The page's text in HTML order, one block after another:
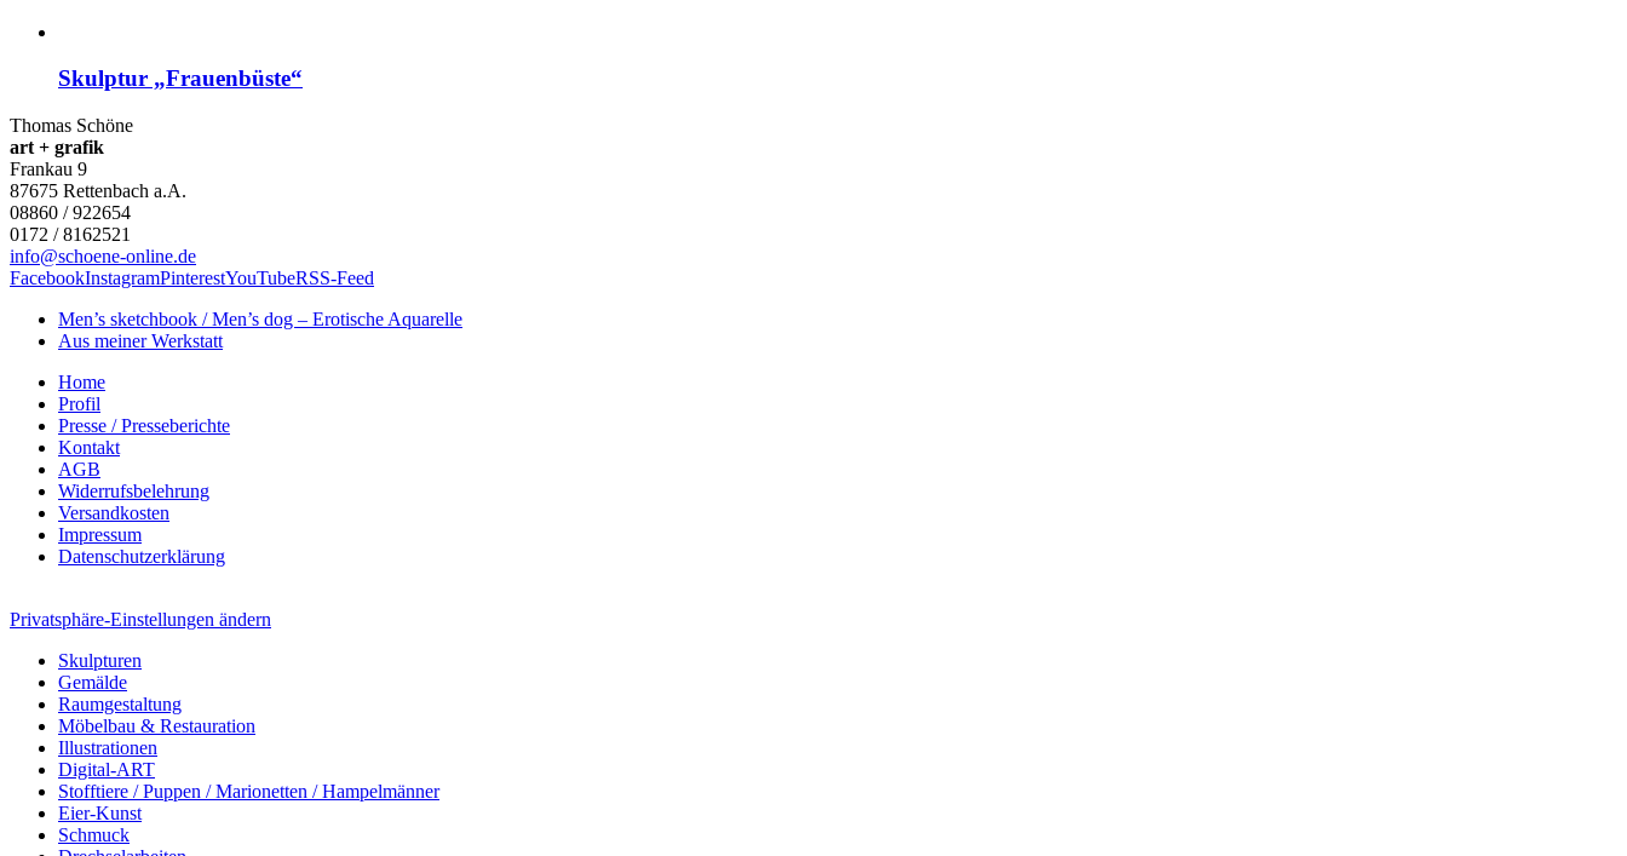
Skulptur „Frauenbüste“
Thomas Schöne
art + grafik
Frankau 9
87675 Rettenbach a.A.
08860 / 922654
0172 / 8162521
info@schoene-online.de
FacebookInstagramPinterestYouTubeRSS-Feed
Men’s sketchbook / Men’s dog – Erotische Aquarelle
Aus meiner Werkstatt
Home
Profil
Presse / Presseberichte
Kontakt
AGB
Widerrufsbelehrung
Versandkosten
Impressum
Datenschutzerklärung
Privatsphäre-Einstellungen ändern
Skulpturen
Gemälde
Raumgestaltung
Möbelbau & Restauration
Illustrationen
Digital-ART
Stofftiere / Puppen / Marionetten / Hampelmänner
Eier-Kunst
Schmuck